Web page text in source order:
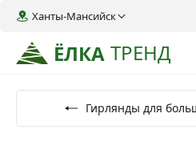
ЁЛКА ТРЕНД
Ханты-Мансийск
Гирлянды для